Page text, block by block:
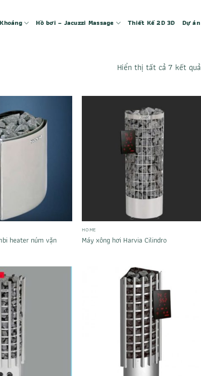
Hồ bơi – Jacuzzi Massage Thiết Kế 2D 3D Dự án
Hiển thị tất cả 7 kết quả
heater núm vặn
HOME
Máy xông hơi Harvia Cilindro